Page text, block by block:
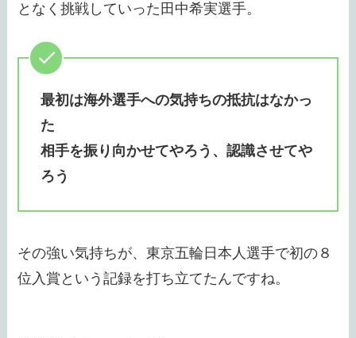
となく挑戦していった田中希実選手。
最初は海外選手への気持ちの抵抗はなかっ
た
相手を振り向かせてやろう、認識させてや
ろう
その強い気持ちが、東京五輪日本人選手で初の８
位入賞という記録を打ち立てたんですね。